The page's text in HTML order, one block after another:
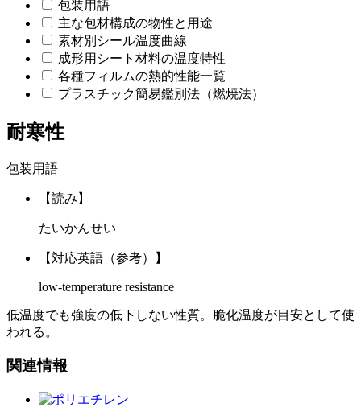
包装用語
主な包材構成の物性と用途
素材別シール温度曲線
成形用シート材料の温度特性
各種フィルムの熱的性能一覧
プラスチック簡易鑑別法（燃焼法）
耐寒性
包装用語
【読み】
たいかんせい
【対応英語（参考）】
low-temperature resistance
低温度でも強度の低下しない性質。脆化温度が目安として使
われる。
関連情報